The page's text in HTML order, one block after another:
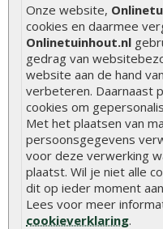
Onze website,
cookies en daarmee
Onlinetuinhout.nl
gedrag van
website aan de hand
verbeteren. Daarnaast
cookies om
Met het plaatsen van
persoonsgegevens
voor deze verwerking
plaatst. Wil je niet alle
dit op ieder moment
Lees voor meer
cookieverklaring.
Ramen
Dakafwerking
Model
Bevestigingsmaterialen
Hout is een
eigenschappen. Lees
natuurlijke variaties